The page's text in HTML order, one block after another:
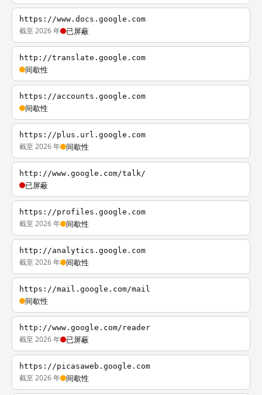
https://www.docs.google.com
截至 2026 年 已屏蔽
http://translate.google.com
间歇性
https://accounts.google.com
间歇性
https://plus.url.google.com
截至 2026 年 间歇性
http://www.google.com/talk/
已屏蔽
https://profiles.google.com
截至 2026 年 间歇性
http://analytics.google.com
截至 2026 年 间歇性
https://mail.google.com/mail
间歇性
http://www.google.com/reader
截至 2026 年 已屏蔽
https://picasaweb.google.com
截至 2026 年 间歇性